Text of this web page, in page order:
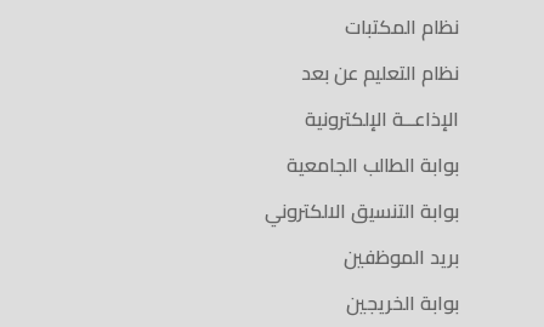
نظام المكتبات
نظام التعليم عن بعد
الإذاعــة الإلكترونية
بوابة الطالب الجامعية
بوابة التنسيق الالكتروني
بريد الموظفين
بوابة الخريجين